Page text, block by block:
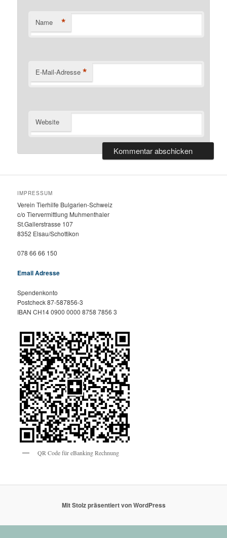
Name *
E-Mail-Adresse *
Website
IMPRESSUM
Verein Tierhilfe Bulgarien-Schweiz
c/o Tiervermittlung Muhmenthaler
St.Gallerstrasse 107
8352 Elsau/Schottikon
078 66 66 150
Email Adresse
Spendenkonto
Postcheck 87-587856-3
IBAN CH14 0900 0000 8758 7856 3
QR Code für eBanking Rechnung
Mit Stolz präsentiert von WordPress